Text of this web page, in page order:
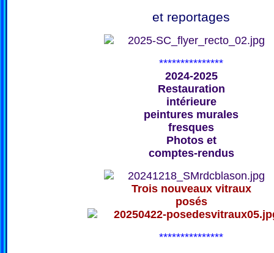
et reportages
***************
2024-2025
Restauration
intérieure
peintures murales
fresques
Photos et
comptes-rendus
Trois nouveaux vitraux
posés
***************